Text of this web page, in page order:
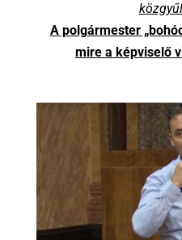
A polgármester
mire a képviselő